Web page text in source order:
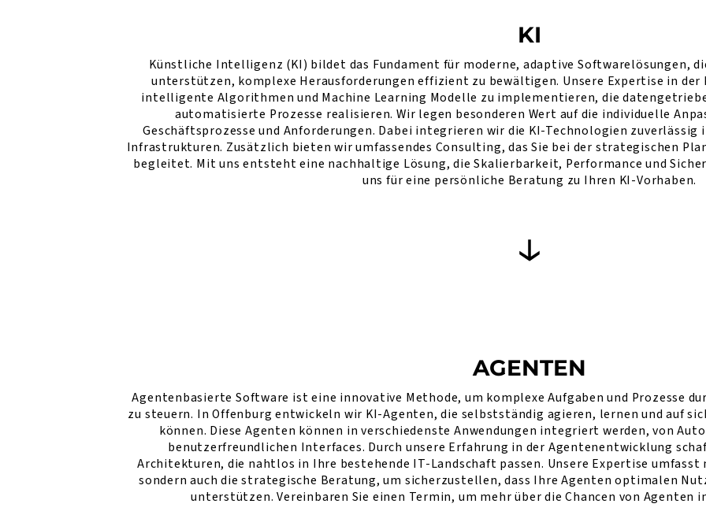
KI
Künstliche Intelligenz (KI) bildet das Fundament für moderne, adaptive Softwarelösungen,
unterstützen, komplexe Herausforderungen effizient zu bewältigen. Unsere Expertise in
intelligente Algorithmen und Machine Learning Modelle zu implementieren, die
automatisierte Prozesse realisieren. Wir legen besonderen Wert auf die individuelle
Geschäftsprozesse und Anforderungen. Dabei integrieren wir die KI-Technologien zuverlässig
Infrastrukturen. Zusätzlich bieten wir umfassendes Consulting, das Sie bei der strategischen
begleitet. Mit uns entsteht eine nachhaltige Lösung, die Skalierbarkeit, Performance und
uns für eine persönliche Beratung zu Ihren KI-Vorhaben.
AGENTEN
Agentenbasierte Software ist eine innovative Methode, um komplexe Aufgaben und Prozesse
zu steuern. In Offenburg entwickeln wir KI-Agenten, die selbstständig agieren, lernen und auf
können. Diese Agenten können in verschiedenste Anwendungen integriert werden, von
benutzerfreundlichen Interfaces. Durch unsere Erfahrung in der Agentenentwicklung
Architekturen, die nahtlos in Ihre bestehende IT-Landschaft passen. Unsere Expertise
sondern auch die strategische Beratung, um sicherzustellen, dass Ihre Agenten optimalen
unterstützen. Vereinbaren Sie einen Termin, um mehr über die Chancen von Agenten